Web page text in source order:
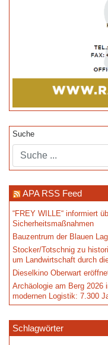
Suche
APA RSS Feed
“FREY WILLE“ informiert
Sicherheitsmaßnahmen
Bauzentrum der Blauen
Stocker/Totschnig zu
um Landwirtschaft durch
Dieselkino Oberwart
Archäologie am Berg 2026
modernen Logistik: 7.300
Schlagwörter